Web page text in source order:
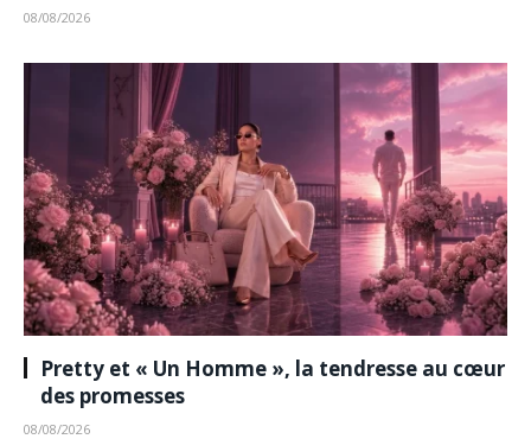
08/08/2026
Pretty et « Un Homme », la tendresse au cœur
des promesses
08/08/2026